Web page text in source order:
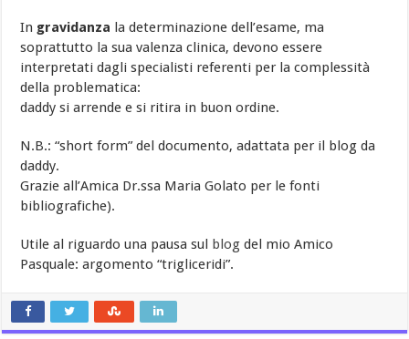
In gravidanza la determinazione dell’esame, ma
soprattutto la sua valenza clinica, devono essere
interpretati dagli specialisti referenti per la complessità
della problematica:
daddy si arrende e si ritira in buon ordine.
N.B.: “short form” del documento, adattata per il blog da
daddy.
Grazie all’Amica Dr.ssa Maria Golato per le fonti
bibliografiche).
Utile al riguardo una pausa sul blog del mio Amico
Pasquale: argomento “trigliceridi”.